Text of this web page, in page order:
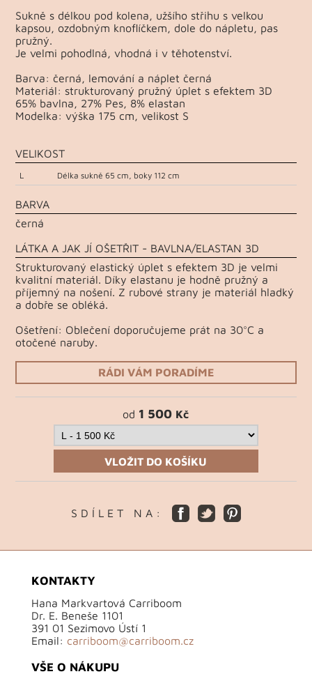
Sukně s délkou pod kolena, užšího střihu s velkou
kapsou, ozdobným knoflíčkem, dole do nápletu, pas
pružný.
Je velmi pohodlná, vhodná i v těhotenství.
Barva: černá, lemování a náplet černá
Materiál: strukturovaný pružný úplet s efektem 3D
65% bavlna, 27% Pes, 8% elastan
Modelka: výška 175 cm, velikost S
VELIKOST
L Délka sukně 65 cm, boky 112 cm
BARVA
černá
LÁTKA A JAK JÍ OŠETŘIT - BAVLNA/ELASTAN 3D
Strukturovaný elastický úplet s efektem 3D je velmi
kvalitní materiál. Díky elastanu je hodně pružný a
příjemný na nošení. Z rubové strany je materiál hladký
a dobře se obléká.
Ošetření: Oblečení doporučujeme prát na 30°C a
otočené naruby.
RÁDI VÁM PORADÍME
od 1 500 Kč
VLOŽIT DO KOŠÍKU
S D Í L E T N A :
KONTAKTY
Hana Markvartová Carriboom
Dr. E. Beneše 1101
391 01 Sezimovo Ústí 1
Email: carriboom@carriboom.cz
VŠE O NÁKUPU